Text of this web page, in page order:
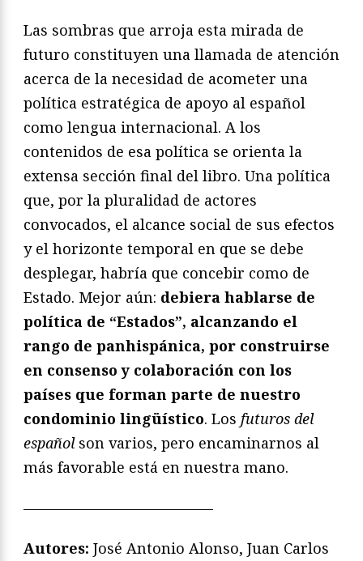
Las sombras que arroja esta mirada de
futuro constituyen una llamada de atención
acerca de la necesidad de acometer una
política estratégica de apoyo al español
como lengua internacional. A los
contenidos de esa política se orienta la
extensa sección final del libro. Una política
que, por la pluralidad de actores
convocados, el alcance social de sus efectos
y el horizonte temporal en que se debe
desplegar, habría que concebir como de
Estado. Mejor aún: debiera hablarse de
política de “Estados”, alcanzando el
rango de panhispánica, por construirse
en consenso y colaboración con los
países que forman parte de nuestro
condominio lingüístico. Los futuros del
españolson varios, pero encaminarnos al
más favorable está en nuestra mano.
—————————————
Autores: José Antonio Alonso, Juan Carlos